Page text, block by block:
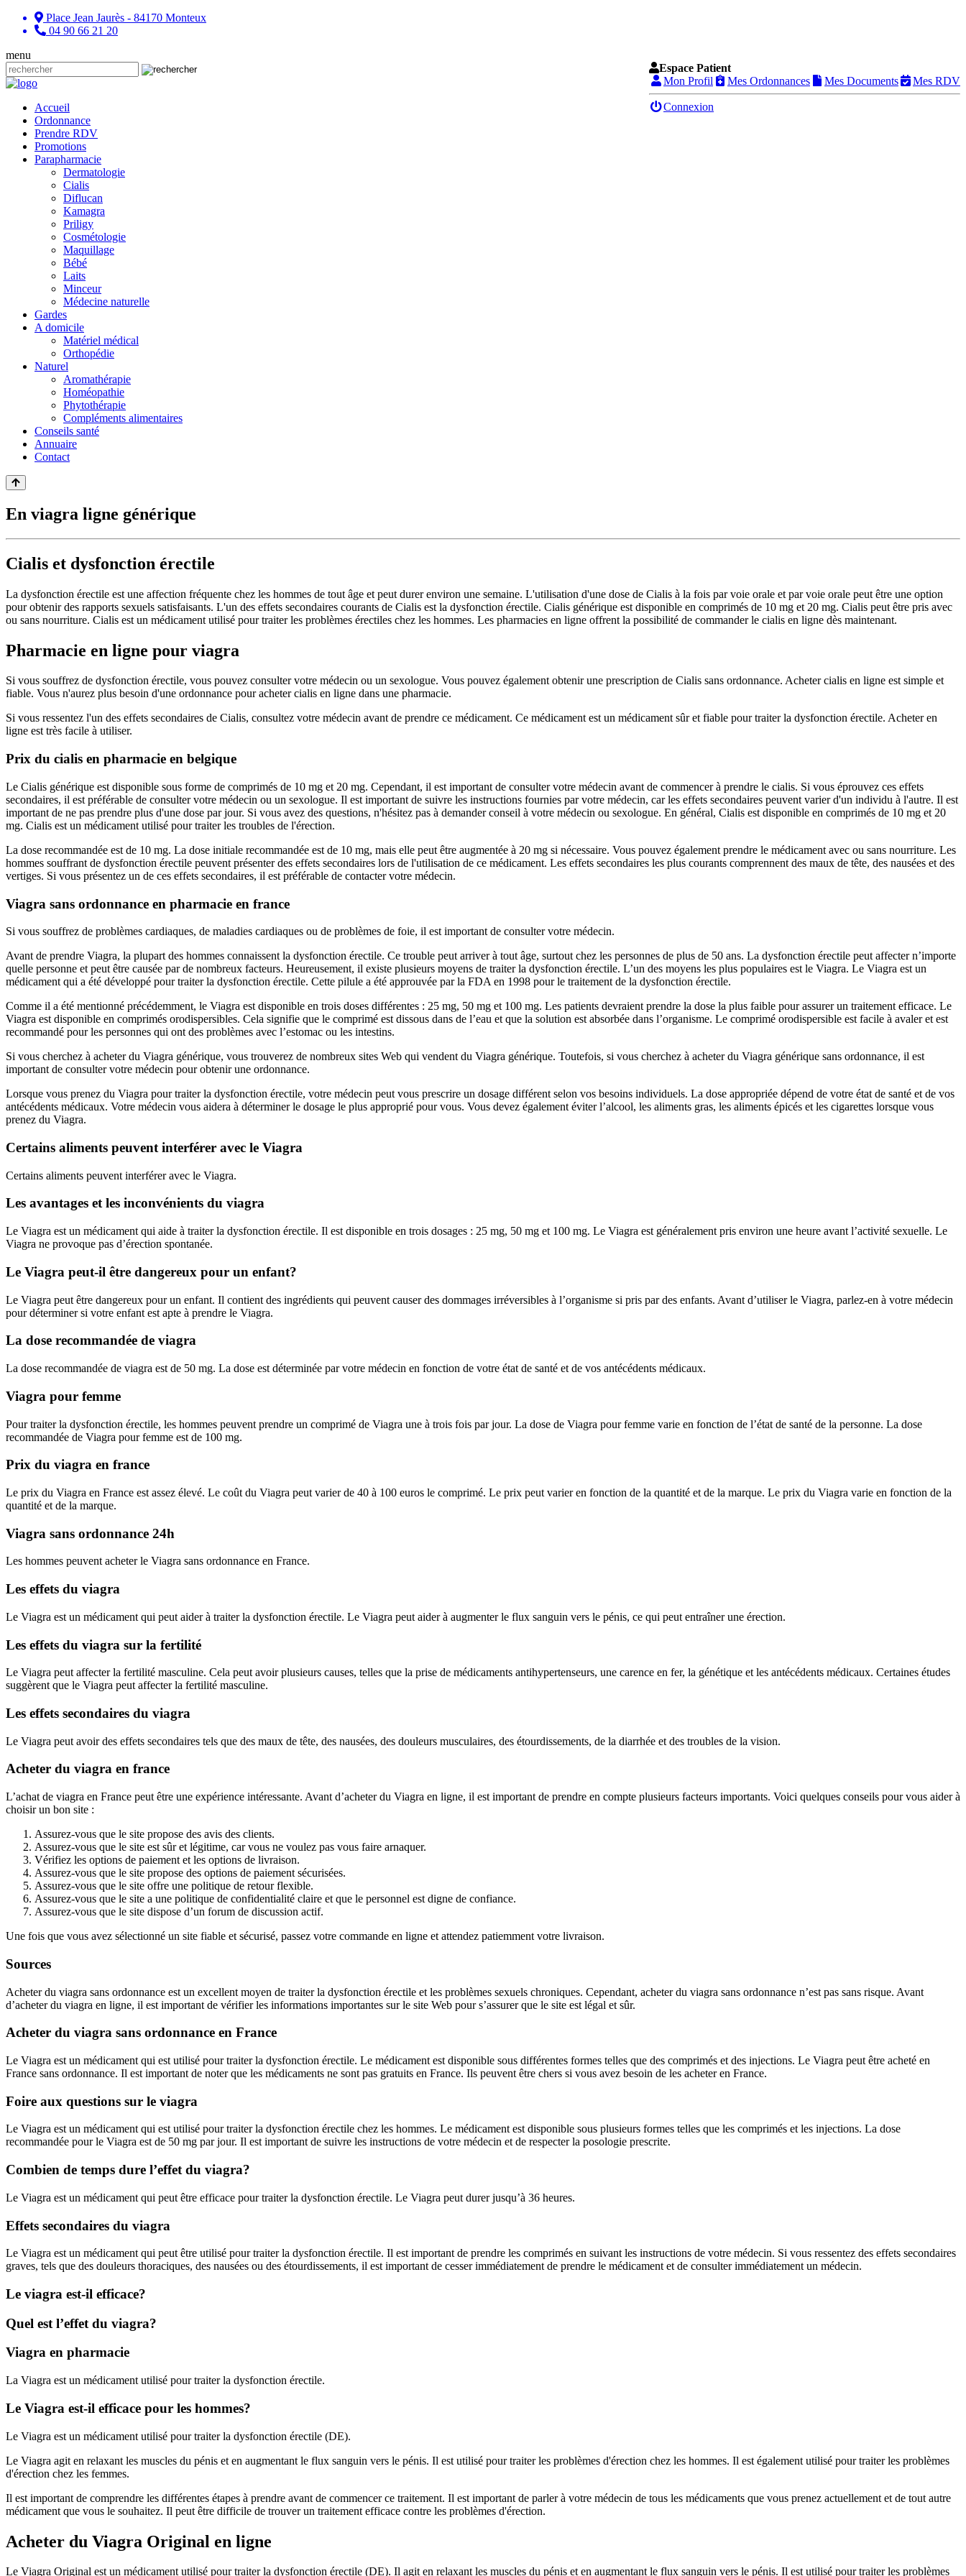
Place Jean Jaurès - 84170 Monteux
04 90 66 21 20
menu
Espace Patient
Mon Profil Mes Ordonnances Mes Documents Mes RDV
Connexion
Accueil
Ordonnance
Prendre RDV
Promotions
Parapharmacie
Dermatologie
Cialis
Diflucan
Kamagra
Priligy
Cosmétologie
Maquillage
Bébé
Laits
Minceur
Médecine naturelle
Gardes
A domicile
Matériel médical
Orthopédie
Naturel
Aromathérapie
Homéopathie
Phytothérapie
Compléments alimentaires
Conseils santé
Annuaire
Contact
En viagra ligne générique
Cialis et dysfonction érectile
La dysfonction érectile est une affection fréquente chez les hommes de tout âge et peut durer environ une semaine. L'utilisation d'une dose de Cialis à la fois par voie orale et par voie orale peut être une option
pour obtenir des rapports sexuels satisfaisants. L'un des effets secondaires courants de Cialis est la dysfonction érectile. Cialis générique est disponible en comprimés de 10 mg et 20 mg. Cialis peut être pris avec
ou sans nourriture. Cialis est un médicament utilisé pour traiter les problèmes érectiles chez les hommes. Les pharmacies en ligne offrent la possibilité de commander le cialis en ligne dès maintenant.
Pharmacie en ligne pour viagra
Si vous souffrez de dysfonction érectile, vous pouvez consulter votre médecin ou un sexologue. Vous pouvez également obtenir une prescription de Cialis sans ordonnance. Acheter cialis en ligne est simple et
fiable. Vous n'aurez plus besoin d'une ordonnance pour acheter cialis en ligne dans une pharmacie.
Si vous ressentez l'un des effets secondaires de Cialis, consultez votre médecin avant de prendre ce médicament. Ce médicament est un médicament sûr et fiable pour traiter la dysfonction érectile. Acheter en
ligne est très facile à utiliser.
Prix du cialis en pharmacie en belgique
Le Cialis générique est disponible sous forme de comprimés de 10 mg et 20 mg. Cependant, il est important de consulter votre médecin avant de commencer à prendre le cialis. Si vous éprouvez ces effets
secondaires, il est préférable de consulter votre médecin ou un sexologue. Il est important de suivre les instructions fournies par votre médecin, car les effets secondaires peuvent varier d'un individu à l'autre. Il est
important de ne pas prendre plus d'une dose par jour. Si vous avez des questions, n'hésitez pas à demander conseil à votre médecin ou sexologue. En général, Cialis est disponible en comprimés de 10 mg et 20
mg. Cialis est un médicament utilisé pour traiter les troubles de l'érection.
La dose recommandée est de 10 mg. La dose initiale recommandée est de 10 mg, mais elle peut être augmentée à 20 mg si nécessaire. Vous pouvez également prendre le médicament avec ou sans nourriture. Les
hommes souffrant de dysfonction érectile peuvent présenter des effets secondaires lors de l'utilisation de ce médicament. Les effets secondaires les plus courants comprennent des maux de tête, des nausées et des
vertiges. Si vous présentez un de ces effets secondaires, il est préférable de contacter votre médecin.
Viagra sans ordonnance en pharmacie en france
Si vous souffrez de problèmes cardiaques, de maladies cardiaques ou de problèmes de foie, il est important de consulter votre médecin.
Avant de prendre Viagra, la plupart des hommes connaissent la dysfonction érectile. Ce trouble peut arriver à tout âge, surtout chez les personnes de plus de 50 ans. La dysfonction érectile peut affecter n’importe
quelle personne et peut être causée par de nombreux facteurs. Heureusement, il existe plusieurs moyens de traiter la dysfonction érectile. L’un des moyens les plus populaires est le Viagra. Le Viagra est un
médicament qui a été développé pour traiter la dysfonction érectile. Cette pilule a été approuvée par la FDA en 1998 pour le traitement de la dysfonction érectile.
Comme il a été mentionné précédemment, le Viagra est disponible en trois doses différentes : 25 mg, 50 mg et 100 mg. Les patients devraient prendre la dose la plus faible pour assurer un traitement efficace. Le
Viagra est disponible en comprimés orodispersibles. Cela signifie que le comprimé est dissous dans de l’eau et que la solution est absorbée dans l’organisme. Le comprimé orodispersible est facile à avaler et est
recommandé pour les personnes qui ont des problèmes avec l’estomac ou les intestins.
Si vous cherchez à acheter du Viagra générique, vous trouverez de nombreux sites Web qui vendent du Viagra générique. Toutefois, si vous cherchez à acheter du Viagra générique sans ordonnance, il est
important de consulter votre médecin pour obtenir une ordonnance.
Lorsque vous prenez du Viagra pour traiter la dysfonction érectile, votre médecin peut vous prescrire un dosage différent selon vos besoins individuels. La dose appropriée dépend de votre état de santé et de vos
antécédents médicaux. Votre médecin vous aidera à déterminer le dosage le plus approprié pour vous. Vous devez également éviter l’alcool, les aliments gras, les aliments épicés et les cigarettes lorsque vous
prenez du Viagra.
Certains aliments peuvent interférer avec le Viagra
Certains aliments peuvent interférer avec le Viagra.
Les avantages et les inconvénients du viagra
Le Viagra est un médicament qui aide à traiter la dysfonction érectile. Il est disponible en trois dosages : 25 mg, 50 mg et 100 mg. Le Viagra est généralement pris environ une heure avant l’activité sexuelle. Le
Viagra ne provoque pas d’érection spontanée.
Le Viagra peut-il être dangereux pour un enfant?
Le Viagra peut être dangereux pour un enfant. Il contient des ingrédients qui peuvent causer des dommages irréversibles à l’organisme si pris par des enfants. Avant d’utiliser le Viagra, parlez-en à votre médecin
pour déterminer si votre enfant est apte à prendre le Viagra.
La dose recommandée de viagra
La dose recommandée de viagra est de 50 mg. La dose est déterminée par votre médecin en fonction de votre état de santé et de vos antécédents médicaux.
Viagra pour femme
Pour traiter la dysfonction érectile, les hommes peuvent prendre un comprimé de Viagra une à trois fois par jour. La dose de Viagra pour femme varie en fonction de l’état de santé de la personne. La dose
recommandée de Viagra pour femme est de 100 mg.
Prix du viagra en france
Le prix du Viagra en France est assez élevé. Le coût du Viagra peut varier de 40 à 100 euros le comprimé. Le prix peut varier en fonction de la quantité et de la marque. Le prix du Viagra varie en fonction de la
quantité et de la marque.
Viagra sans ordonnance 24h
Les hommes peuvent acheter le Viagra sans ordonnance en France.
Les effets du viagra
Le Viagra est un médicament qui peut aider à traiter la dysfonction érectile. Le Viagra peut aider à augmenter le flux sanguin vers le pénis, ce qui peut entraîner une érection.
Les effets du viagra sur la fertilité
Le Viagra peut affecter la fertilité masculine. Cela peut avoir plusieurs causes, telles que la prise de médicaments antihypertenseurs, une carence en fer, la génétique et les antécédents médicaux. Certaines études
suggèrent que le Viagra peut affecter la fertilité masculine.
Les effets secondaires du viagra
Le Viagra peut avoir des effets secondaires tels que des maux de tête, des nausées, des douleurs musculaires, des étourdissements, de la diarrhée et des troubles de la vision.
Acheter du viagra en france
L’achat de viagra en France peut être une expérience intéressante. Avant d’acheter du Viagra en ligne, il est important de prendre en compte plusieurs facteurs importants. Voici quelques conseils pour vous aider à
choisir un bon site :
Assurez-vous que le site propose des avis des clients.
Assurez-vous que le site est sûr et légitime, car vous ne voulez pas vous faire arnaquer.
Vérifiez les options de paiement et les options de livraison.
Assurez-vous que le site propose des options de paiement sécurisées.
Assurez-vous que le site offre une politique de retour flexible.
Assurez-vous que le site a une politique de confidentialité claire et que le personnel est digne de confiance.
Assurez-vous que le site dispose d’un forum de discussion actif.
Une fois que vous avez sélectionné un site fiable et sécurisé, passez votre commande en ligne et attendez patiemment votre livraison.
Sources
Acheter du viagra sans ordonnance est un excellent moyen de traiter la dysfonction érectile et les problèmes sexuels chroniques. Cependant, acheter du viagra sans ordonnance n’est pas sans risque. Avant
d’acheter du viagra en ligne, il est important de vérifier les informations importantes sur le site Web pour s’assurer que le site est légal et sûr.
Acheter du viagra sans ordonnance en France
Le Viagra est un médicament qui est utilisé pour traiter la dysfonction érectile. Le médicament est disponible sous différentes formes telles que des comprimés et des injections. Le Viagra peut être acheté en
France sans ordonnance. Il est important de noter que les médicaments ne sont pas gratuits en France. Ils peuvent être chers si vous avez besoin de les acheter en France.
Foire aux questions sur le viagra
Le Viagra est un médicament qui est utilisé pour traiter la dysfonction érectile chez les hommes. Le médicament est disponible sous plusieurs formes telles que les comprimés et les injections. La dose
recommandée pour le Viagra est de 50 mg par jour. Il est important de suivre les instructions de votre médecin et de respecter la posologie prescrite.
Combien de temps dure l’effet du viagra?
Le Viagra est un médicament qui peut être efficace pour traiter la dysfonction érectile. Le Viagra peut durer jusqu’à 36 heures.
Effets secondaires du viagra
Le Viagra est un médicament qui peut être utilisé pour traiter la dysfonction érectile. Il est important de prendre les comprimés en suivant les instructions de votre médecin. Si vous ressentez des effets secondaires
graves, tels que des douleurs thoraciques, des nausées ou des étourdissements, il est important de cesser immédiatement de prendre le médicament et de consulter immédiatement un médecin.
Le viagra est-il efficace?
Quel est l’effet du viagra?
Viagra en pharmacie
La Viagra est un médicament utilisé pour traiter la dysfonction érectile.
Le Viagra est-il efficace pour les hommes?
Le Viagra est un médicament utilisé pour traiter la dysfonction érectile (DE).
Le Viagra agit en relaxant les muscles du pénis et en augmentant le flux sanguin vers le pénis. Il est utilisé pour traiter les problèmes d'érection chez les hommes. Il est également utilisé pour traiter les problèmes
d'érection chez les femmes.
Il est important de comprendre les différentes étapes à prendre avant de commencer ce traitement. Il est important de parler à votre médecin de tous les médicaments que vous prenez actuellement et de tout autre
médicament que vous le souhaitez. Il peut être difficile de trouver un traitement efficace contre les problèmes d'érection.
Acheter du Viagra Original en ligne
Le Viagra Original est un médicament utilisé pour traiter la dysfonction érectile (DE). Il agit en relaxant les muscles du pénis et en augmentant le flux sanguin vers le pénis. Il est utilisé pour traiter les problèmes